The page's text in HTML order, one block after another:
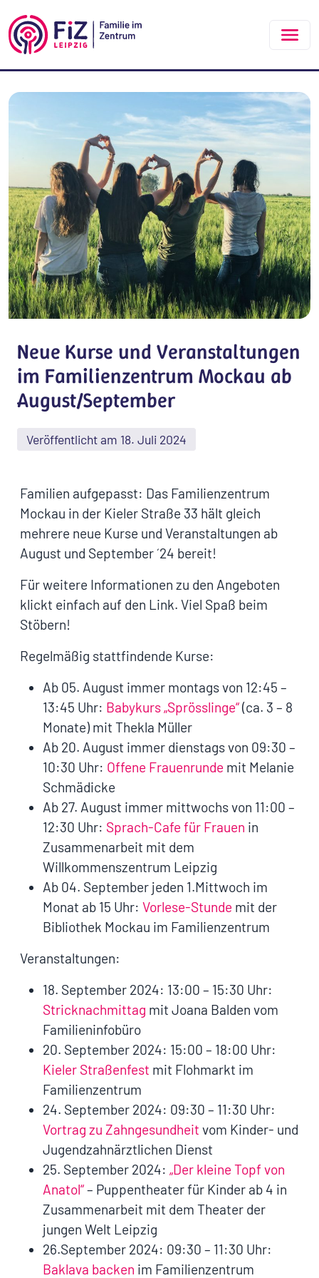
Neue Kurse und Veranstaltungen
im Familienzentrum Mockau ab
August/September
Veröffentlicht am 18. Juli 2024
Familien aufgepasst: Das Familienzentrum
Mockau in der Kieler Straße 33 hält gleich
mehrere neue Kurse und Veranstaltungen ab
August und September ´24 bereit!
Für weitere Informationen zu den Angeboten
klickt einfach auf den Link. Viel Spaß beim
Stöbern!
Regelmäßig stattfindende Kurse:
Ab 05. August immer montags von 12:45 –
13:45 Uhr: Babykurs „Sprösslinge“(ca. 3 – 8
Monate) mit Thekla Müller
Ab 20. August immer dienstags von 09:30 –
10:30 Uhr: Offene Frauenrunde mit Melanie
Schmädicke
Ab 27. August immer mittwochs von 11:00 –
12:30 Uhr: Sprach-Cafe für Frauen in
Zusammenarbeit mit dem
Willkommenszentrum Leipzig
Ab 04. September jeden 1.Mittwoch im
Monat ab 15 Uhr: Vorlese-Stunde mit der
Bibliothek Mockau im Familienzentrum
Veranstaltungen:
18. September 2024: 13:00 – 15:30 Uhr:
Stricknachmittag mit Joana Balden vom
Familieninfobüro
20. September 2024: 15:00 – 18:00 Uhr:
Kieler Straßenfest mit Flohmarkt im
Familienzentrum
24. September 2024: 09:30 – 11:30 Uhr:
Vortrag zu Zahngesundheit vom Kinder- und
Jugendzahnärztlichen Dienst
25. September 2024: „Der kleine Topf von
Anatol“– Puppentheater für Kinder ab 4 in
Zusammenarbeit mit dem Theater der
jungen Welt Leipzig
26.September 2024: 09:30 – 11:30 Uhr:
Baklava backen im Familienzentrum